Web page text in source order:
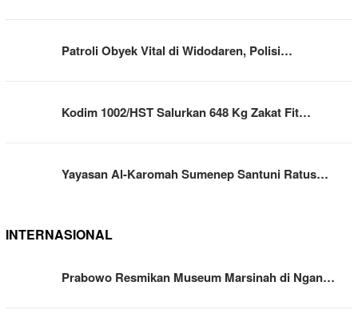
Patroli Obyek Vital di Widodaren, Polisi…
Kodim 1002/HST Salurkan 648 Kg Zakat Fit…
Yayasan Al-Karomah Sumenep Santuni Ratus…
INTERNASIONAL
Prabowo Resmikan Museum Marsinah di Ngan…